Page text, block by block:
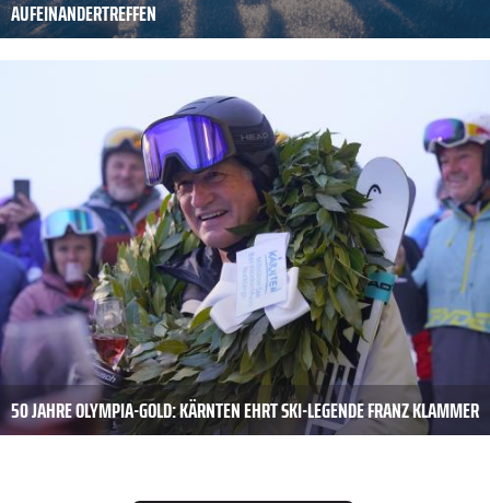
AUFEINANDERTREFFEN
50 JAHRE OLYMPIA-GOLD: KÄRNTEN EHRT SKI-LEGENDE FRANZ KLAMMER